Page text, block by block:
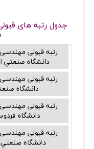
رتبه قبولی
دانشگاه صنعتي
رتبه قبولی
دانشگاه
رتبه قبولی
دانشگاه
رتبه قبولی
دانشگاه